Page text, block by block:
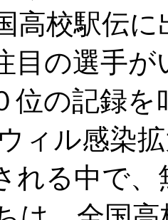
高校駅伝
目の選手
位の記録
ィル感染
れる中で